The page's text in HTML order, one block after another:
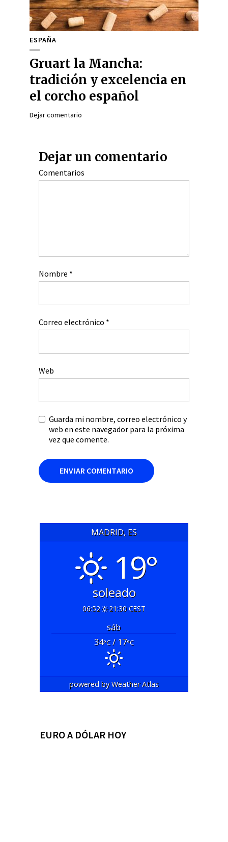
ESPAÑA
Gruart la Mancha:
tradición y excelencia en
el corcho español
Dejar comentario
Dejar un comentario
Comentarios
Nombre *
Correo electrónico *
Web
Guarda mi nombre, correo electrónico y
web en este navegador para la próxima
vez que comente.
MADRID, ES
19°
soleado
06:52 21:30 CEST
sáb
34°C/ 17°C
powered byWeather Atlas
EURO A DÓLAR HOY